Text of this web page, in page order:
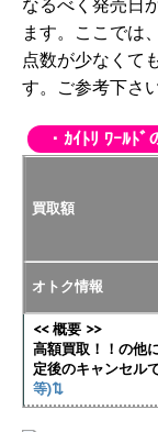
ます。ここでは
点数が少なくて
す。ご参考下さい
・ｶｲﾄﾘ ﾜｰﾙﾄﾞ
買取額
オトク情報
<< 概要 >>
高額買取！！の他
定後のキャンセル
等)⇅